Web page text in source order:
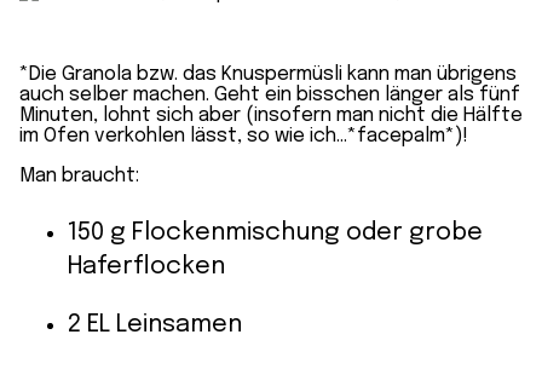
*Die Granola bzw. das Knuspermüsli kann man übrigens
auch selber machen. Geht ein bisschen länger als fünf
Minuten, lohnt sich aber (insofern man nicht die Hälfte
im Ofen verkohlen lässt, so wie ich…*facepalm*)!
Man braucht:
150 g Flockenmischung oder grobe
Haferflocken
2 EL Leinsamen